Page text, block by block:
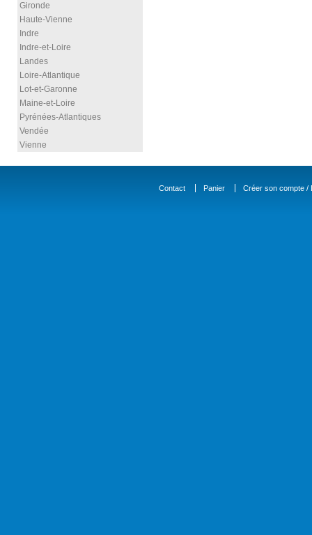
Gironde
Haute-Vienne
Indre
Indre-et-Loire
Landes
Loire-Atlantique
Lot-et-Garonne
Maine-et-Loire
Pyrénées-Atlantiques
Vendée
Vienne
Contact Panier Créer son compte /